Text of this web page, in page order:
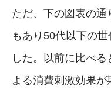
ただ、下の図表の
もあり50代以下の
した。以前に比べ
よる消費刺激効果